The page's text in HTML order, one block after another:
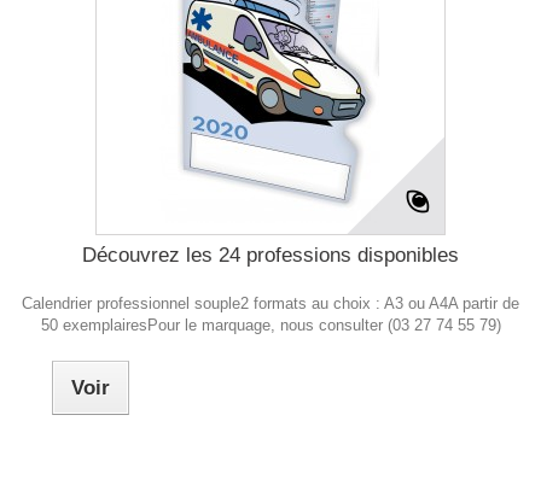
Découvrez les 24 professions disponibles
Calendrier professionnel souple2 formats au choix : A3 ou A4A partir de
50 exemplairesPour le marquage, nous consulter (03 27 74 55 79)
Voir